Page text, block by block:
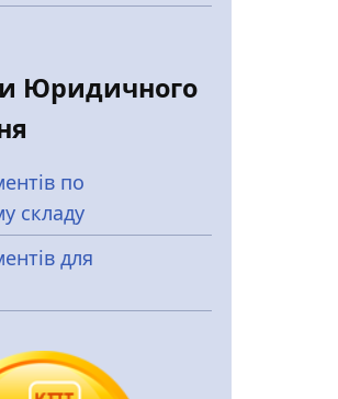
Юридичного
по
складу
для